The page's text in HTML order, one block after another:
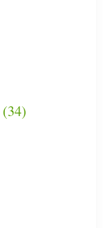
(34)